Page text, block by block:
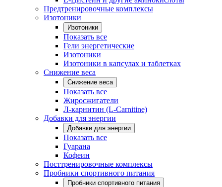
Предтренировочные комплексы
Изотоники
Изотоники
Показать все
Гели энергетические
Изотоники
Изотоники в капсулах и таблетках
Снижение веса
Снижение веса
Показать все
Жиросжигатели
Л-карнитин (L-Carnitine)
Добавки для энергии
Добавки для энергии
Показать все
Гуарана
Кофеин
Посттренировочные комплексы
Пробники спортивного питания
Пробники спортивного питания